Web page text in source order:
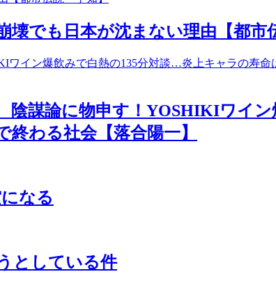
でも日本が沈まない理由【都市
陰謀論に物申す！YOSHIKIワイン
わる社会【落合陽一】
なる
としている件